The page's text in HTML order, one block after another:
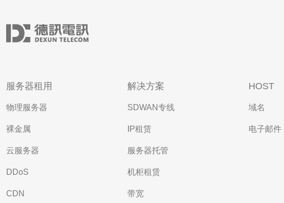
服务器租用
物理服务器
裸金属
云服务器
DDoS
CDN
解决方案
SDWAN专线
IP租赁
服务器托管
机柜租赁
带宽
HOST
域名
电子邮件